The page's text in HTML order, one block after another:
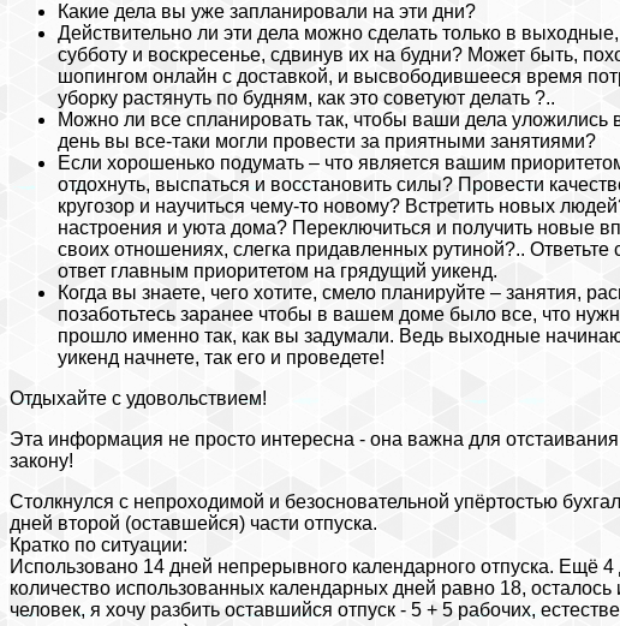
Какие дела вы уже запланировали на эти дни?
Действительно ли эти дела можно сделать только в
субботу и воскресенье, сдвинув их на будни? Может быть,
шопингом онлайн с доставкой, и высвободившееся время
уборку растянуть по будням, как это советуют делать ?..
Можно ли все спланировать так, чтобы ваши дела уложились
день вы все-таки могли провести за приятными занятиями?
Если хорошенько подумать – что является вашим
отдохнуть, выспаться и восстановить силы? Провести
кругозор и научиться чему-то новому? Встретить новых
настроения и уюта дома? Переключиться и получить новые
своих отношениях, слегка придавленных рутиной?.. Ответьте
ответ главным приоритетом на грядущий уикенд.
Когда вы знаете, чего хотите, смело планируйте – занятия,
позаботьтесь заранее чтобы в вашем доме было все, что
прошло именно так, как вы задумали. Ведь выходные
уикенд начнете, так его и проведете!
Отдыхайте с удовольствием!
Эта информация не просто интересна - она важна для
закону!
Столкнулся с непроходимой и безосновательной упёртостью
дней второй (оставшейся) части отпуска.
Кратко по ситуации:
Использовано 14 дней непрерывного календарного отпуска. Ещё
количество использованных календарных дней равно 18,
человек, я хочу разбить оставшийся отпуск - 5 + 5 рабочих,